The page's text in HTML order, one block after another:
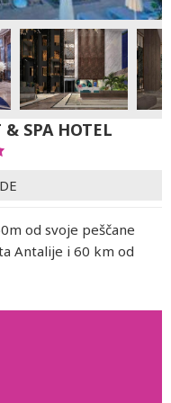
& SPA HOTEL
od svoje peščane
Antalije i 60 km od